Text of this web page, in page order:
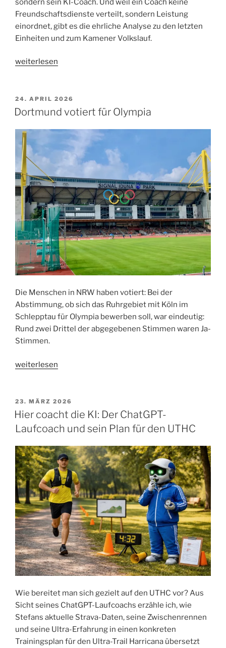
sondern sein KI-Coach. Und weil ein Coach keine
Freundschaftsdienste verteilt, sondern Leistung
einordnet, gibt es die ehrliche Analyse zu den letzten
Einheiten und zum Kamener Volkslauf.
„Nach
Volkslauf:
Hier
der
KI-
Coach“
weiterlesen
VERÖFFENTLICHT
AM
24. APRIL 2026
Dortmund votiert für Olympia
Die Menschen in NRW haben votiert: Bei der
Abstimmung, ob sich das Ruhrgebiet mit Köln im
Schlepptau für Olympia bewerben soll, war eindeutig:
Rund zwei Drittel der abgegebenen Stimmen waren Ja-
Stimmen.
„Dortmund
Olympia“
weiterlesen
VERÖFFENTLICHT
AM
23. MÄRZ 2026
Hier coacht die KI: Der ChatGPT-
Laufcoach und sein Plan für den UTHC
Wie bereitet man sich gezielt auf den UTHC vor? Aus
Sicht seines ChatGPT-Laufcoachs erzähle ich, wie
Stefans aktuelle Strava-Daten, seine Zwischenrennen
und seine Ultra-Erfahrung in einen konkreten
Trainingsplan für den Ultra-Trail Harricana übersetzt